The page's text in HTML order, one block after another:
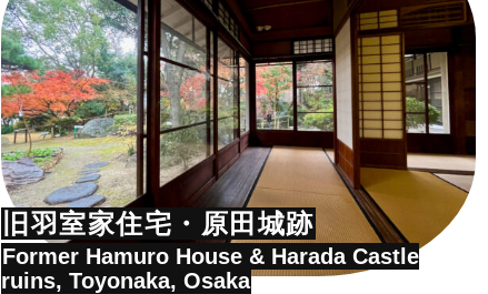
旧羽室家住宅・原田城跡
Former Hamuro House & Harada Castle
ruins, Toyonaka, Osaka